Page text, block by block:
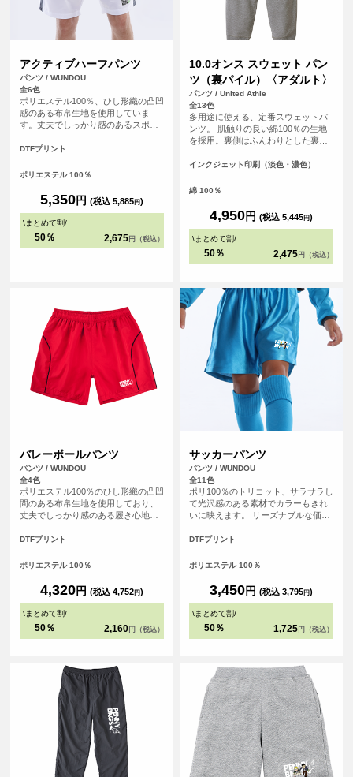
アクティブハーフパンツ
パンツ / WUNDOU
全6色
ポリエステル100％、ひし形織の凸凹
感のある布帛生地を使用していま
す。丈夫でしっかり感のあるスポー
ニスボールなども収まる深めのビッ
ストゴム調整可能な紐付きです。
いもございます。
DTFプリント
ポリエステル 100％
5,350円 (税込 5,885円)
\まとめて割/
50％ 2,675 円（税込）
10.0オンス スウェット パン
ツ（裏パイル）〈アダルト〉
パンツ / United Athle
全13色
多用途に使える、定番スウェットパ
ンツ。 肌触りの良い綿100％の生地
を採用。裏側はふんわりとした裏パ
着用いただける素材です。ウエスト
型に合わせて快適なフィット感を得
おり、足元をすっきりと見せるとと
もに、動きやすさも考慮されていま
す。また、脇縫いがあることで、洗
愛用できる丈夫な作りとなっていま
インクジェット印刷（淡色・濃色）
綿 100％
4,950円 (税込 5,445円)
\まとめて割/
50％ 2,475 円（税込）
バレーボールパンツ
パンツ / WUNDOU
全4色
ポリエステル100％のひし形織の凸凹
間のある布帛生地を使用しており、
丈夫でしっかり感のある履き心地で
ンツ、セカンドユニフォームに。短
分野でもご利用いただけます。
DTFプリント
ポリエステル 100％
4,320円 (税込 4,752円)
\まとめて割/
50％ 2,160 円（税込）
サッカーパンツ
パンツ / WUNDOU
全11色
ポリ100％のトリコット、サラサラし
て光沢感のある素材でカラーもきれ
いに映えます。 リーズナブルな価格
洗い替えもいらないくらいの速乾性
て、幅広い分野でプラクティスパン
別ページにて110㎝～150㎝のキッズ
サイズも取り扱っています。
DTFプリント
ポリエステル 100％
3,450円 (税込 3,795円)
\まとめて割/
50％ 1,725 円（税込）